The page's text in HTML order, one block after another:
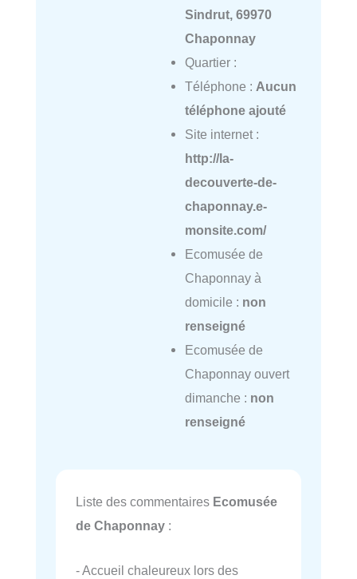
Sindrut, 69970
Chaponnay
Quartier :
Téléphone : Aucun
téléphone ajouté
Site internet :
http://la-
decouverte-de-
chaponnay.e-
monsite.com/
Ecomusée de
Chaponnay à
domicile : non
renseigné
Ecomusée de
Chaponnay ouvert
dimanche : non
renseigné
Liste des commentaires Ecomusée
de Chaponnay :
- Accueil chaleureux lors des